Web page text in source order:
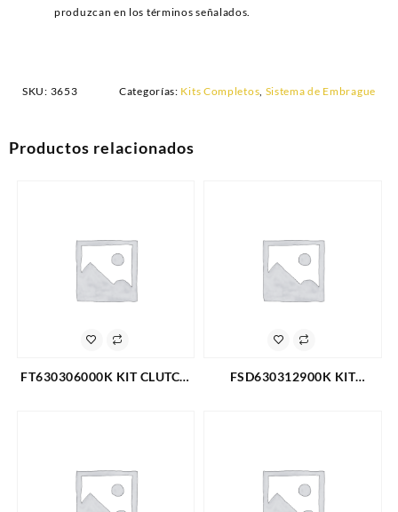
produzcan en los términos señalados.
SKU: 3653 Categorías: Kits Completos, Sistema de Embrague
Productos relacionados
FT630306000K KIT CLUTCH
FSD630312900K KIT
(3654)